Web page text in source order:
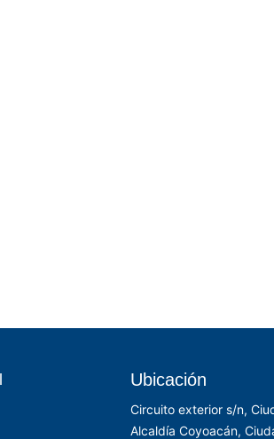
Ubicación
Circuito exterior s/n,
Alcaldía Coyoacán,